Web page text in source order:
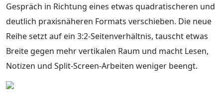
Gespräch in Richtung eines etwas quadratischeren und
deutlich praxisnäheren Formats verschieben. Die neue
Reihe setzt auf ein 3:2-Seitenverhältnis, tauscht etwas
Breite gegen mehr vertikalen Raum und macht Lesen,
Notizen und Split-Screen-Arbeiten weniger beengt.